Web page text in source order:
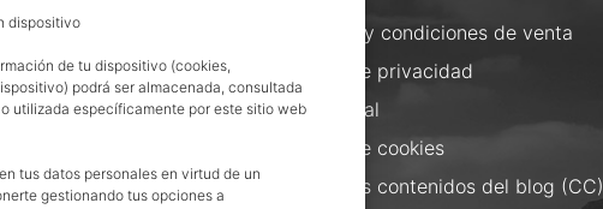
dispositivo
de tu dispositivo (cookies,
podrá ser almacenada, consultada
utilizada específicamente por este sitio web
tus datos personales en virtud de un
gestionando tus opciones a
Términos y condiciones de venta
Política de privacidad
Aviso Legal
Política de cookies
Uso de los contenidos del blog (CC)